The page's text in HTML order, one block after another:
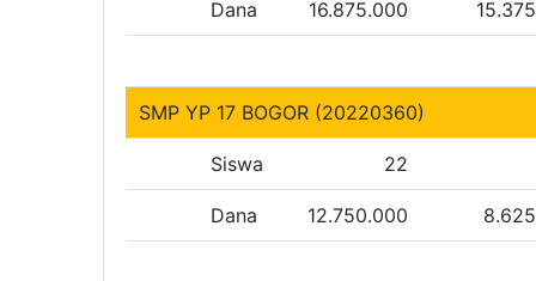
Dana 16.875.000
SMP YP 17 BOGOR (20220360)
Siswa 22
Dana 12.750.000